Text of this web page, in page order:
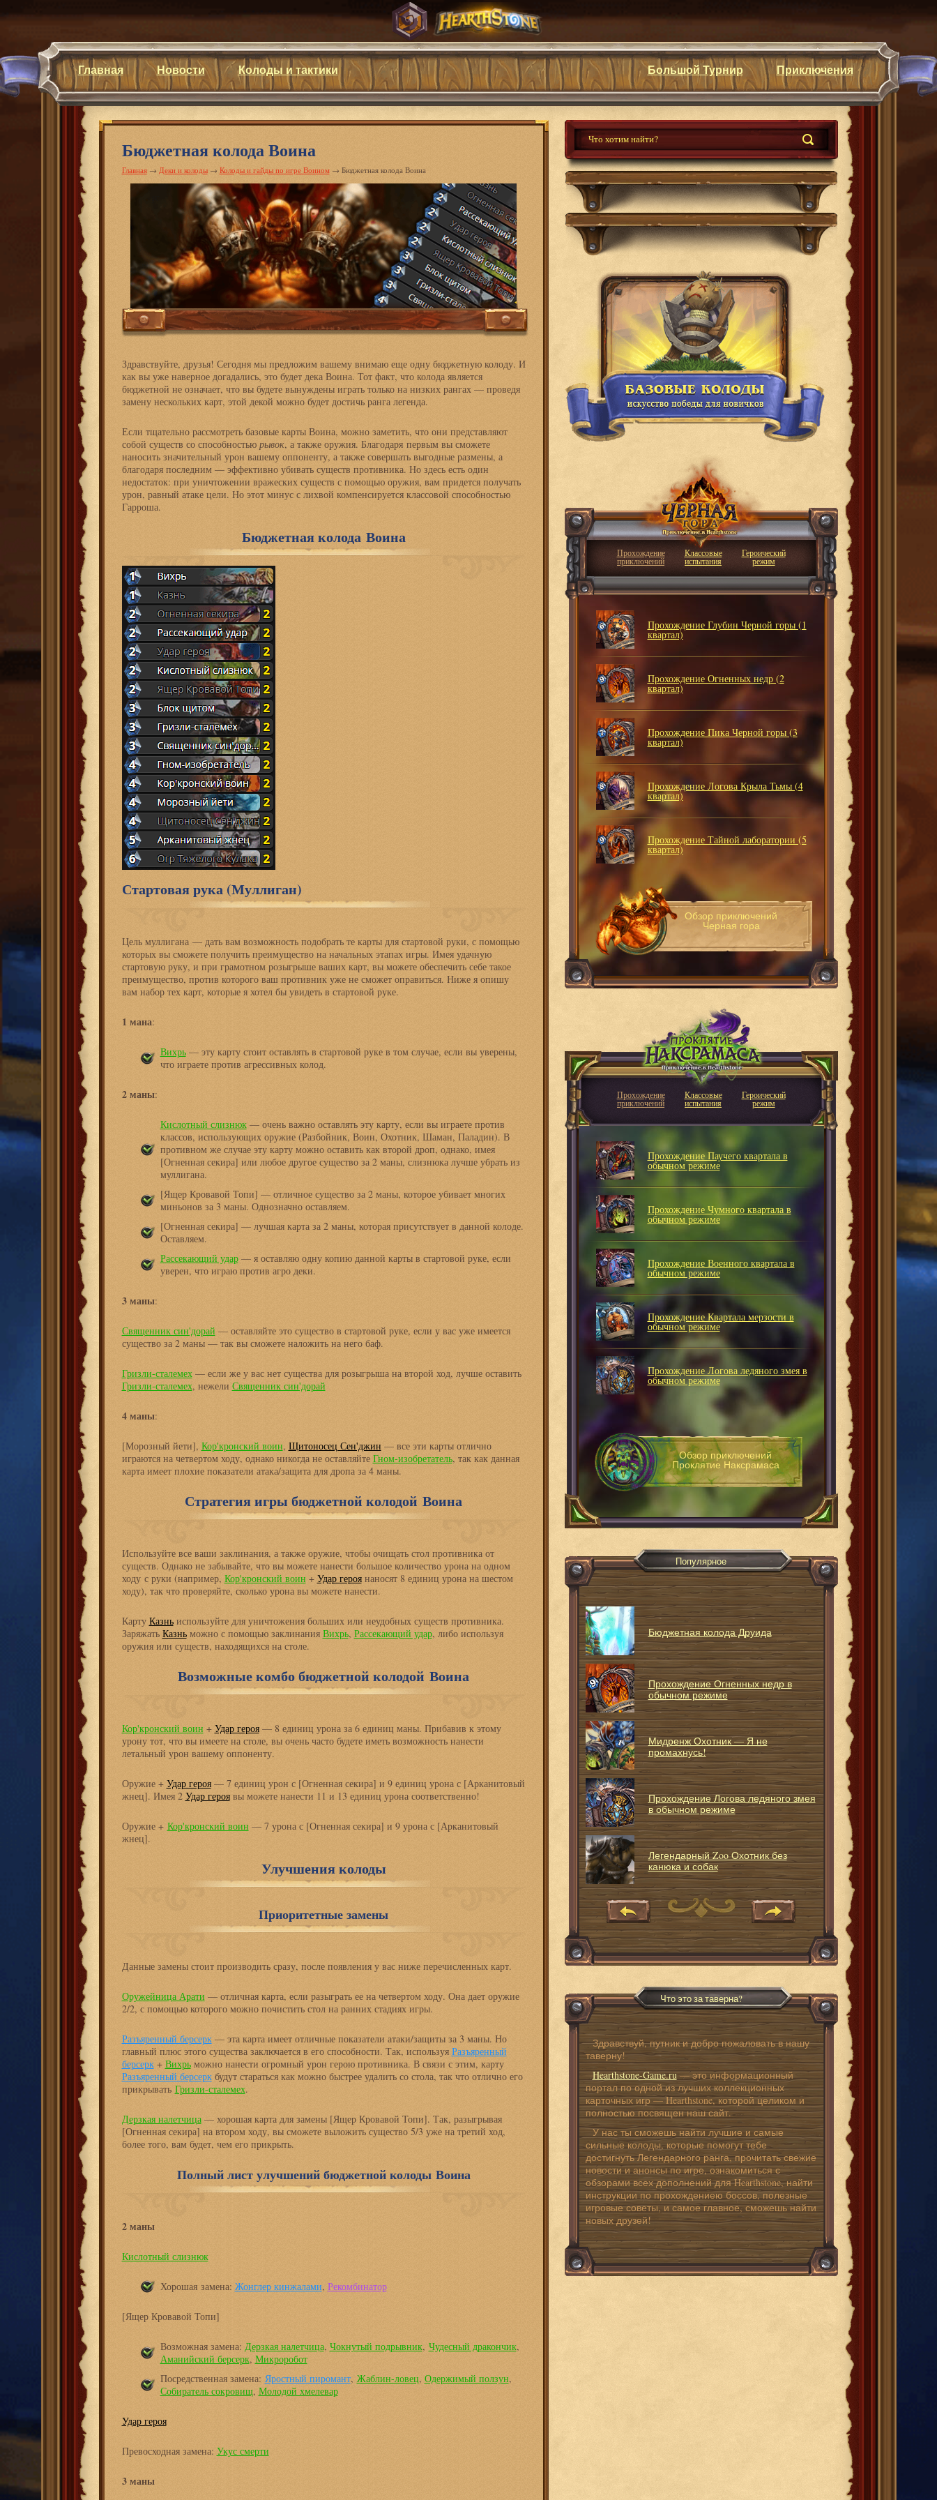
Главная Новости Колоды и тактики Большой Турнир Приключения
Бюджетная колода Воина
Главная→ Деки и колоды→ Колоды и гайды по игре Воином→ Бюджетная колода Воина
Здравствуйте, друзья! Сегодня мы предложим вашему внимаю еще одну бюджетную колоду. И
как вы уже наверное догадались, это будет дека Воина. Тот факт, что колода является
бюджетной не означает, что вы будете вынуждены играть только на низких рангах — проведя
замену нескольких карт, этой декой можно будет достичь ранга легенда.
Если тщательно рассмотреть базовые карты Воина, можно заметить, что они представляют
собой существ со способностью рывок, а также оружия. Благодаря первым вы сможете
наносить значительный урон вашему оппоненту, а также совершать выгодные размены, а
благодаря последним — эффективно убивать существ противника. Но здесь есть один
недостаток: при уничтожении вражеских существ с помощью оружия, вам придется получать
урон, равный атаке цели. Но этот минус с лихвой компенсируется классовой способностью
Гарроша.
Бюджетная колода Воина
Стартовая рука (Муллиган)
Цель муллигана — дать вам возможность подобрать те карты для стартовой руки, с помощью
которых вы сможете получить преимущество на начальных этапах игры. Имея удачную
стартовую руку, и при грамотном розыгрыше ваших карт, вы можете обеспечить себе такое
преимущество, против которого ваш противник уже не сможет оправиться. Ниже я опишу
вам набор тех карт, которые я хотел бы увидеть в стартовой руке.
1 мана:
Вихрь— эту карту стоит оставлять в стартовой руке в том случае, если вы уверены,
что играете против агрессивных колод.
2 маны:
Кислотный слизнюк— очень важно оставлять эту карту, если вы играете против
классов, использующих оружие (Разбойник, Воин, Охотник, Шаман, Паладин). В
противном же случае эту карту можно оставить как второй дроп, однако, имея
[Огненная секира] или любое другое существо за 2 маны, слизнюка лучше убрать из
муллигана.
[Ящер Кровавой Топи] — отличное существо за 2 маны, которое убивает многих
миньонов за 3 маны. Однозначно оставляем.
[Огненная секира] — лучшая карта за 2 маны, которая присутствует в данной колоде.
Оставляем.
Рассекающий удар— я оставляю одну копию данной карты в стартовой руке, если
уверен, что играю против агро деки.
3 маны:
Священник син'дорай — оставляйте это существо в стартовой руке, если у вас уже имеется
существо за 2 маны — так вы сможете наложить на него баф.
Гризли-сталемех— если же у вас нет существа для розыгрыша на второй ход, лучше оставить
Гризли-сталемех, нежели Священник син'дорай
4 маны:
[Морозный йети], Кор'кронский воин, Щитоносец Сен'джин — все эти карты отлично
играются на четвертом ходу, однако никогда не оставляйте Гном-изобретатель, так как данная
карта имеет плохие показатели атака/защита для дропа за 4 маны.
Стратегия игры бюджетной колодой Воина
Используйте все ваши заклинания, а также оружие, чтобы очищать стол противника от
существ. Однако не забывайте, что вы можете нанести большое количество урона на одном
ходу с руки (например, Кор'кронский воин + Удар героянаносят 8 единиц урона на шестом
ходу), так что проверяйте, сколько урона вы можете нанести.
Карту Казньиспользуйте для уничтожения больших или неудобных существ противника.
Заряжать Казньможно с помощью заклинания Вихрь, Рассекающий удар, либо используя
оружия или существ, находящихся на столе.
Возможные комбо бюджетной колодой Воина
Кор'кронский воин + Удар героя— 8 единиц урона за 6 единиц маны. Прибавив к этому
урону тот, что вы имеете на столе, вы очень часто будете иметь возможность нанести
летальный урон вашему оппоненту.
Оружие + Удар героя— 7 единиц урон с [Огненная секира] и 9 единиц урона с [Арканитовый
жнец]. Имея 2 Удар героявы можете нанести 11 и 13 единиц урона соответственно!
Оружие + Кор'кронский воин — 7 урона с [Огненная секира] и 9 урона с [Арканитовый
жнец].
Улучшения колоды
Приоритетные замены
Данные замены стоит производить сразу, после появления у вас ниже перечисленных карт.
Оружейница Арати — отличная карта, если разыграть ее на четвертом ходу. Она дает оружие
2/2, с помощью которого можно почистить стол на ранних стадиях игры.
Разъяренный берсерк— эта карта имеет отличные показатели атаки/защиты за 3 маны. Но
главный плюс этого существа заключается в его способности. Так, используя Разъяренный
берсерк+ Вихрьможно нанести огромный урон герою противника. В связи с этим, карту
Разъяренный берсеркбудут стараться как можно быстрее удалить со стола, так что отлично его
прикрывать Гризли-сталемех.
Дерзкая налетчица— хорошая карта для замены [Ящер Кровавой Топи]. Так, разыгрывая
[Огненная секира] на втором ходу, вы сможете выложить существо 5/3 уже на третий ход,
более того, вам будет, чем его прикрыть.
Полный лист улучшений бюджетной колоды Воина
2 маны
Кислотный слизнюк
Хорошая замена: Жонглер кинжалами, Рекомбинатор
[Ящер Кровавой Топи]
Возможная замена: Дерзкая налетчица, Чокнутый подрывник, Чудесный дракончик,
Аманийский берсерк, Микроробот
Посредственная замена: Яростный пиромант, Жаблин-ловец, Одержимый ползун,
Собиратель сокровищ, Молодой хмелевар
Удар героя
Превосходная замена: Укус смерти
3 маны
Прохождение
приключений
Классовые
испытания
Героический
режим
Прохождение Глубин Черной горы (1
квартал)
Прохождение Огненных недр (2
квартал)
Прохождение Пика Черной горы (3
квартал)
Прохождение Логова Крыла Тьмы (4
квартал)
Прохождение Тайной лаборатории (5
квартал)
Обзор приключений
Черная гора
Прохождение
приключений
Классовые
испытания
Героический
режим
Прохождение Паучего квартала в
обычном режиме
Прохождение Чумного квартала в
обычном режиме
Прохождение Военного квартала в
обычном режиме
Прохождение Квартала мерзости в
обычном режиме
Прохождение Логова ледяного змея в
обычном режиме
Обзор приключений
Проклятие Наксрамаса
Популярное
Бюджетная колода Друида
Прохождение Огненных недр в
обычном режиме
Мидренж Охотник — Я не
промахнусь!
Прохождение Логова ледяного змея
в обычном режиме
Легендарный Zoo Охотник без
канюка и собак
Что это за таверна?
Здравствуй, путник и добро пожаловать в нашу
таверну!
Hearthstone-Game.ru— это информационный
портал по одной из лучших коллекционных
карточных игр — Hearthstone, которой целиком и
полностью посвящен наш сайт.
У нас ты сможешь найти лучшие и самые
сильные колоды, которые помогут тебе
достигнуть Легендарного ранга, прочитать свежие
новости и анонсы по игре, ознакомиться с
обзорами всех дополнений для Hearthstone, найти
инструкции по прохождениею боссов, полезные
игровые советы, и самое главное, сможешь найти
новых друзей!